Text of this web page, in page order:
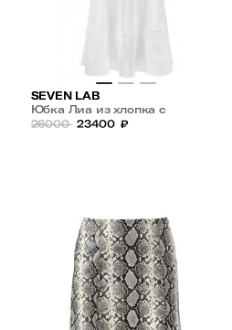
SEVEN LAB
Юбка Лиа из хлопка с
ажурной вставкой
26000 23400 ₽